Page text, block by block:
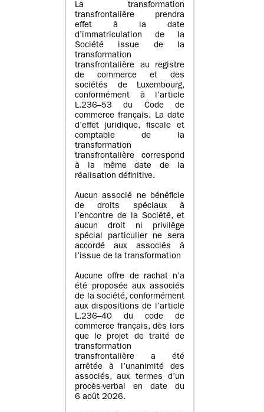
La transformation
transfrontalière prendra
effet à la date
d’immatriculation de la
Société issue de la
transformation
transfrontalière au registre
de commerce et des
sociétés de Luxembourg,
conformément à l’article
L.236–53 du Code de
commerce français. La date
d’effet juridique, fiscale et
comptable de la
transformation
transfrontalière correspond
à la même date de la
réalisation définitive.
Aucun associé ne bénéficie
de droits spéciaux à
l’encontre de la Société, et
aucun droit ni privilège
spécial particulier ne sera
accordé aux associés à
l’issue de la transformation
Aucune offre de rachat n’a
été proposée aux associés
de la société, conformément
aux dispositions de l’article
L.236–40 du code de
commerce français, dès lors
que le projet de traité de
transformation
transfrontalière a été
arrêtée à l’unanimité des
associés, aux termes d’un
procès-verbal en date du
6 août 2026.